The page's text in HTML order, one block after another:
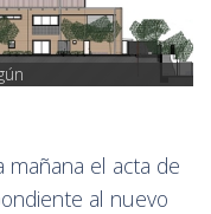
mañana el acta de
al nuevo